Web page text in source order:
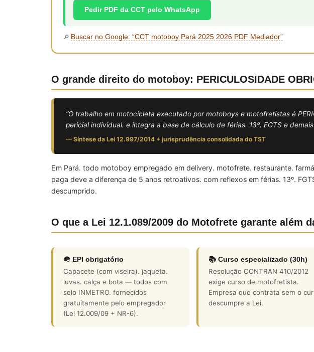
Pedir PDF da CCT pelo WhatsApp
🔎 Buscar no Google: “CCT motoboy Pará 2025 2026 PDF Mediador”
O grande direito do motoboy: PERICULOSIDADE
“O trabalho em motocicleta executado por motoboys e motofretistas é
pericial individual. e integra a base de cálculo de férias. 13º. FGTS e
— Síntese da Lei 12.997/2014 + jurisprudência consolidada do TST
Em Pará. todo motoboy empregado em delivery. motofrete. restaurante.
paga deve a diferença de 5 anos retroativos. com reflexos em férias. 13º.
descumprido.
O que a Lei 12.1.089/2009 do Motofrete garante além
🪖 EPI obrigatório
Capacete (com viseira). jaqueta.
luvas. calça e bota — todos com
selo INMETRO. fornecidos
gratuitamente pelo empregador
(Lei 12.009/09 + NR-6).
📚 Curso especializado (30h)
Resolução CONTRAN 410/2012
exige curso de motofretista.
Empresa que contrata sem o
descumpre a Lei.